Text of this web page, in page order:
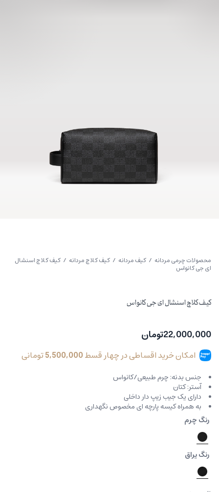
محصولات چرمی مردانه / کیف مردانه / کیف کلاچ مردانه / کیف کلاچ اسنشال
ای جی کانواس
کیف کلاچ اسنشال ای جی کانواس
22,000,000تومان
امکان خرید اقساطی در چهار قسط5,500,000تومانی
جنس بدنه: چرم طبیعی/کانواس
آستر: کتان
دارای یک جیب زیپ دار داخلی
به همراه کیسه پارچه ای مخصوص نگهداری
رنگ چرم
رنگ یراق